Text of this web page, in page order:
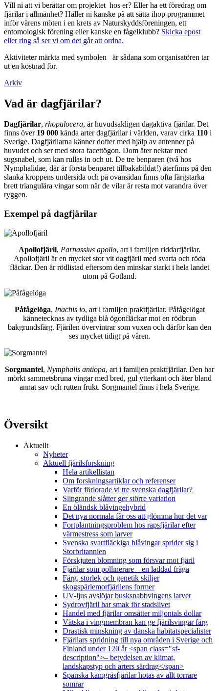
Vill ni att vi berättar om projektet hos er? Eller ha ett föredrag om
fjärilar i allmänhet? Håller ni kanske på att sätta ihop programmet
inför vårens möten i en krets av Naturskyddsföreningen, ett
entomologisk förening eller kanske en fågelklubb? Skicka epost
eller ring så ser vi om det går att ordna.
Aktiviteter märkta med symbolen
är sådana som organisatören tar
ut en kostnad för.
Arkiv
Vad är dagfjärilar?
Dagfjärilar, rhopalocera, är huvudsakligen dagaktiva fjärilar. Det
finns över 19 000 kända arter dagfjärilar i världen, varav cirka 110 i
Sverige. Dagfjärilarna känner dofter med hjälp av antenner på
huvudet och ser med stora facettögon. Dom äter nektar med
sugsnabel, som kan rullas in och ut. De tre benparen (två hos
Nymphalidae, där är första benparet tillbakabildat!) återfinns på den
slanka kroppens undersida och på ovansidan finns ofta färgstarka
brett triangulära vingar som när de vilar är resta mot varandra över
ryggen.
Exempel på dagfjärilar
Apollofjäril, Parnassius apollo, art i familjen riddarfjärilar.
Apollofjäril är en mycket stor vit dagfjäril med svarta och röda
fläckar. Den är rödlistad eftersom den minskar starkt i hela landet
utom på Gotland.
Påfågelöga, Inachis io, art i familjen praktfjärilar. Påfågelögat
kännetecknas av tydliga blå ögonfläckar mot en rödbrun
bakgrundsfärg. Fjärilen övervintrar som vuxen och därför kan den
ses mycket tidigt på våren.
Sorgmantel, Nymphalis antiopa, art i familjen praktfjärilar. Den har
mörkt sammetsbruna vingar med bred, gul ytterkant och äter bland
annat sav och rutten frukt. Sorgmantel finns i hela Sverige.
Översikt
Aktuellt
Nyheter
Aktuell fjärilsforskning
Hela artikellistan
Om forskningsartiklar och referenser
Varför förlorade vi tre svenska dagfjärilar?
Slingrande slåtter ger större variation
En öländsk blåvingehybrid
Det nya normala får oss att glömma hur det var
Fortplantningsproblem hos rapsfjärilar efter
värmestress som larver
Svenska svartfläckiga blåvingar sprider sig i
Storbritannien
Förskjuten blomning som försvar mot fjäril
Fjärilar som pollinerare – en laddad fråga
Färg, storlek och genetik skiljer
skogspärlemorfjärilens former
UV-ljus avslöjar busksnabbvingens larver
Sydrovfjäril har smak för stadslivet
Handel med fjärilar omsätter miljontals dollar
Vätska i vingmembran kan ge fjärilsvingar färg
Drastisk minskning av danska habitatspecialister
Fjärilars spridning till nya områden i Sverige och
Finland under 120 år <span class="sf-
description">– betydelsen av klimat,
landskapstyp och arters särdrag</span>
Spanska kamgräsfjärilar hotas av allt torrare
somrar